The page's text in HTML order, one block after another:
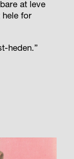
at leve
for
heden.”